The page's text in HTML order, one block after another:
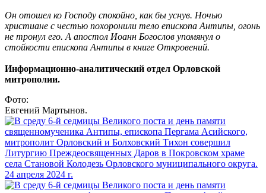
Он отошел ко Господу спокойно, как бы уснув. Ночью
христиане с честью похоронили тело епископа Антипы, огонь
не тронул его. А апостол Иоанн Богослов упомянул о
стойкости епископа Антипы в книге Откровений.
Информационно-аналитический отдел Орловской
митрополии.
Фото:
Евгений Мартынов.